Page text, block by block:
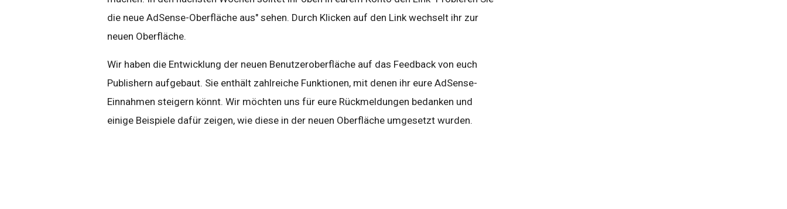
die neue AdSense-Oberfläche aus" sehen. Durch Klicken auf den Link wechselt ihr zur
neuen Oberfläche.
Wir haben die Entwicklung der neuen Benutzeroberfläche auf das Feedback von euch
Publishern aufgebaut. Sie enthält zahlreiche Funktionen, mit denen ihr eure AdSense-
Einnahmen steigern könnt. Wir möchten uns für eure Rückmeldungen bedanken und
einige Beispiele dafür zeigen, wie diese in der neuen Oberfläche umgesetzt wurden.